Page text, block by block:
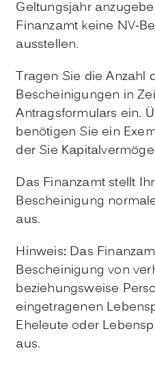
Geltungsjahr
Finanzamt keine NV-
ausstellen.
Tragen Sie die Anzahl
Bescheinigungen in
Antragsformulars ein.
benötigen Sie ein
der Sie
Das Finanzamt stellt
Bescheinigung
aus.
Hinweis: Das
Bescheinigung von
beziehungsweise
eingetragenen
Eheleute oder
aus.